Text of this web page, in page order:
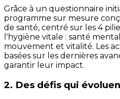
Grâce à un questionnaire
programme sur mesure
de santé, centré sur les 4
l'hygiène vitale : santé
mouvement et vitalité. Les
basées sur les dernières
garantir leur impact.
2. Des défis qui